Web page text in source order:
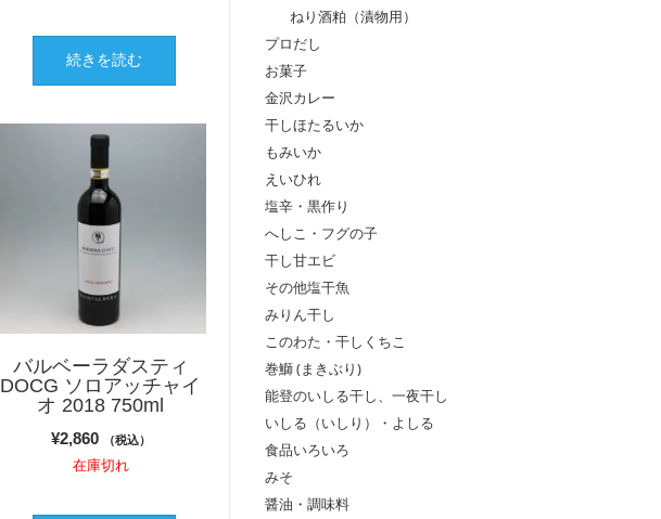
続きを読む
バルベーラダスティ
DOCG ソロアッチャイ
オ 2018 750ml
¥2,860 （税込）
在庫切れ
ねり酒粕（漬物用）
プロだし
お菓子
金沢カレー
干しほたるいか
もみいか
えいひれ
塩辛・黒作り
へしこ・フグの子
干し甘エビ
その他塩干魚
みりん干し
このわた・干しくちこ
巻鰤 (まきぶり)
能登のいしる干し、一夜干し
いしる（いしり）・よしる
食品いろいろ
みそ
醤油・調味料